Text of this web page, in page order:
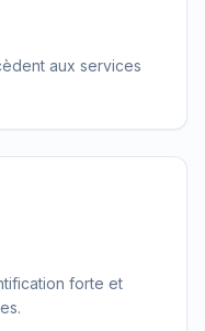
aux services
forte et